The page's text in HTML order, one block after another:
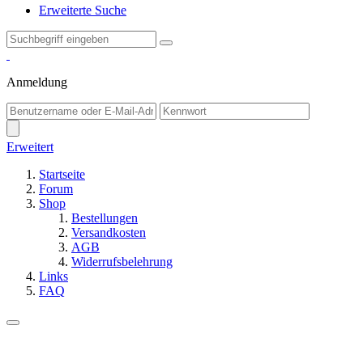
Erweiterte Suche
Anmeldung
Erweitert
Startseite
Forum
Shop
Bestellungen
Versandkosten
AGB
Widerrufsbelehrung
Links
FAQ